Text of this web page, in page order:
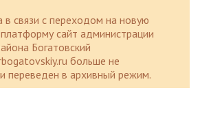
в связи с переходом на новую
сайт администрации
Богатовский
больше не
переведен в архивный режим.